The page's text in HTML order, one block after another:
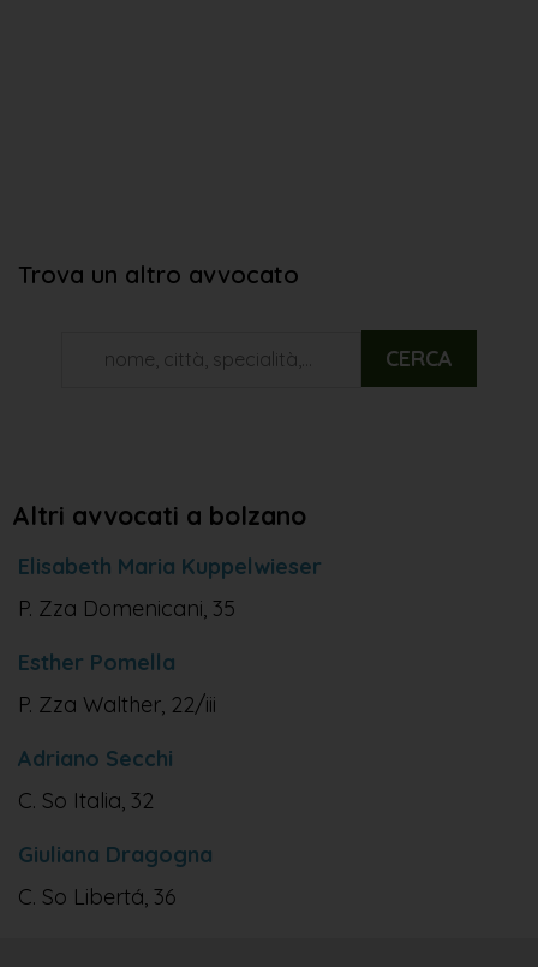
Trova un altro avvocato
CERCA
Altri avvocati a bolzano
Elisabeth Maria Kuppelwieser
P. Zza Domenicani, 35
Esther Pomella
P. Zza Walther, 22/iii
Adriano Secchi
C. So Italia, 32
Giuliana Dragogna
C. So Libertá, 36